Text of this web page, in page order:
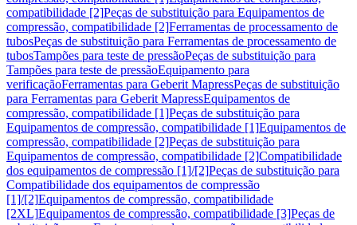
compatibilidade [2]Peças de substituição para Equipamentos de
compressão, compatibilidade [2]Ferramentas de processamento de
tubosPeças de substituição para Ferramentas de processamento de
tubosTampões para teste de pressãoPeças de substituição para
Tampões para teste de pressãoEquipamento para
verificaçãoFerramentas para Geberit MapressPeças de substituição
para Ferramentas para Geberit MapressEquipamentos de
compressão, compatibilidade [1]Peças de substituição para
Equipamentos de compressão, compatibilidade [1]Equipamentos de
compressão, compatibilidade [2]Peças de substituição para
Equipamentos de compressão, compatibilidade [2]Compatibilidade
dos equipamentos de compressão [1]/[2]Peças de substituição para
Compatibilidade dos equipamentos de compressão
[1]/[2]Equipamentos de compressão, compatibilidade
[2XL]Equipamentos de compressão, compatibilidade [3]Peças de